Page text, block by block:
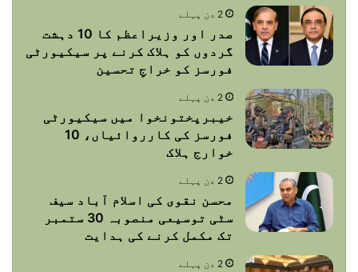
2 دن پہلے
صدر اور وزیراعظم کا 10 دہشت
گردوں کو ہلاک کرنے پر سیکیورٹی
فورسز کو خراجِ تحسین
2 دن پہلے
خیبرپختونخوا میں سیکیورٹی
فورسز کی کارروائیاں، 10
خوارج ہلاک
2 دن پہلے
محسن نقوی کی اسلام آباد سیف
سٹی توسیعی منصوبہ 30 ستمبر
تک مکمل کرنے کی ہدایت
2 دن پہلے